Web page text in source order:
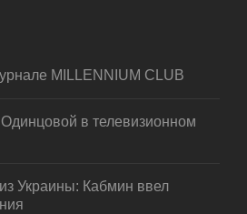
MILLENNIUM CLUB
в телевизионном
Украины: Кабмин ввел